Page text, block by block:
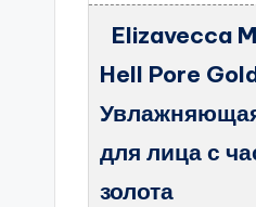
Elizavecca
Hell Pore
для лица с
золота